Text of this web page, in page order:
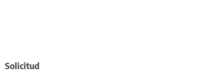
Solicitud